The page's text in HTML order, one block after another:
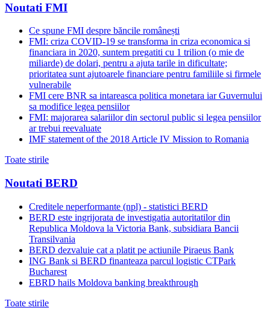
Noutati FMI
Ce spune FMI despre băncile românești
FMI: criza COVID-19 se transforma in criza economica si
financiara in 2020, suntem pregatiti cu 1 trilion (o mie de
miliarde) de dolari, pentru a ajuta tarile in dificultate;
prioritatea sunt ajutoarele financiare pentru familiile si firmele
vulnerabile
FMI cere BNR sa intareasca politica monetara iar Guvernului
sa modifice legea pensiilor
FMI: majorarea salariilor din sectorul public si legea pensiilor
ar trebui reevaluate
IMF statement of the 2018 Article IV Mission to Romania
Toate stirile
Noutati BERD
Creditele neperformante (npl) - statistici BERD
BERD este ingrijorata de investigatia autoritatilor din
Republica Moldova la Victoria Bank, subsidiara Bancii
Transilvania
BERD dezvaluie cat a platit pe actiunile Piraeus Bank
ING Bank si BERD finanteaza parcul logistic CTPark
Bucharest
EBRD hails Moldova banking breakthrough
Toate stirile